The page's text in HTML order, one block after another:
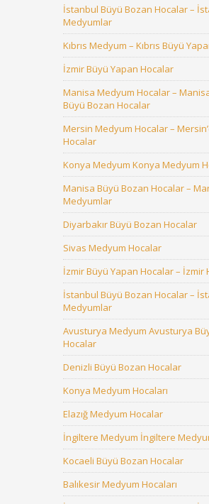
İstanbul Büyü Bozan Hocalar –
Medyumlar
Kıbrıs Medyum – Kıbrıs Büyü
İzmir Büyü Yapan Hocalar
Manisa Medyum Hocalar –
Büyü Bozan Hocalar
Mersin Medyum Hocalar –
Hocalar
Konya Medyum Konya Medyum
Manisa Büyü Bozan Hocalar –
Medyumlar
Diyarbakır Büyü Bozan Hocalar
Sivas Medyum Hocalar
İzmir Büyü Yapan Hocalar – İzmir
İstanbul Büyü Bozan Hocalar –
Medyumlar
Avusturya Medyum Avusturya
Hocalar
Denizli Büyü Bozan Hocalar
Konya Medyum Hocaları
Elazığ Medyum Hocalar
İngiltere Medyum İngiltere
Kocaeli Büyü Bozan Hocalar
Balıkesir Medyum Hocaları